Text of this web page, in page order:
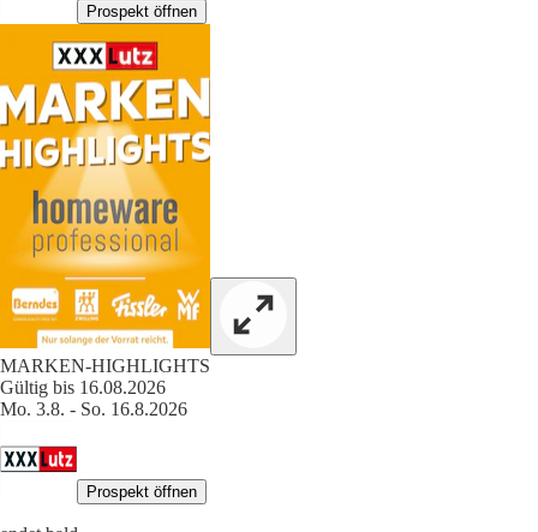
Prospekt öffnen
MARKEN-HIGHLIGHTS
Gültig bis 16.08.2026
Mo. 3.8. - So. 16.8.2026
Prospekt öffnen